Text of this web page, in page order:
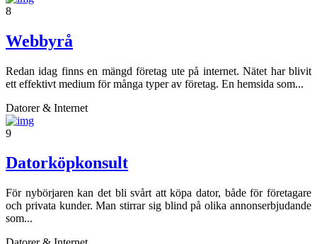
8
Webbyrå
Redan idag finns en mängd företag ute på internet. Nätet har blivit
ett effektivt medium för många typer av företag. En hemsida som...
Datorer & Internet
9
Datorköpkonsult
För nybörjaren kan det bli svårt att köpa dator, både för företagare
och privata kunder. Man stirrar sig blind på olika annonserbjudande
som...